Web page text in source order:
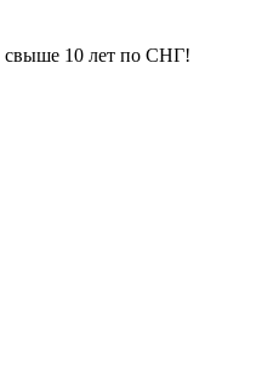
свыше 10 лет по СНГ!